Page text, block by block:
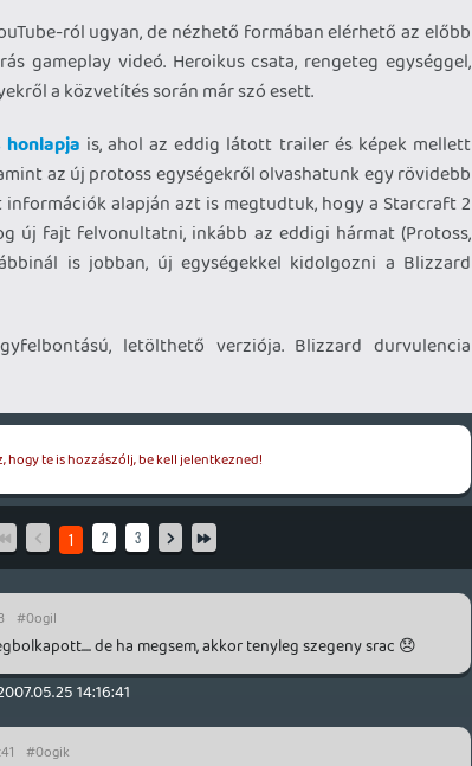
ról ugyan, de nézhető formában elérhető az előbb
gameplay videó. Heroikus csata, rengeteg egységgel,
a közvetítés során már szó esett.
is, ahol az eddig látott trailer és képek mellett
az új protoss egységekről olvashatunk egy rövidebb
alapján azt is megtudtuk, hogy a Starcraft 2
új fajt felvonultatni, inkább az eddigi hármat (Protoss,
is jobban, új egységekkel kidolgozni a Blizzard
letölthető verziója. Blizzard durvulencia
hogy te is hozzászólj, be kell jelentkezned!
1 2 3
#0ogil
de ha megsem, akkor tenyleg szegeny srac 😞
14:16:41
#0ogik